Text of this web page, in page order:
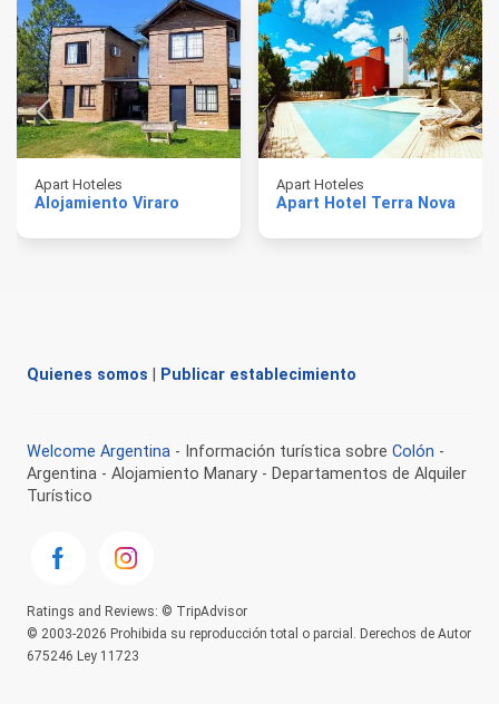
Apart Hoteles
Alojamiento Viraro
Apart Hoteles
Apart Hotel Terra Nova
Quienes somos Publicar establecimiento
Welcome Argentina - Información turística sobre Colón -
Argentina - Alojamiento Manary - Departamentos de Alquiler
Turístico
Ratings and Reviews: © TripAdvisor
© 2003-2026 Prohibida su reproducción total o parcial. Derechos de Autor
675246 Ley 11723